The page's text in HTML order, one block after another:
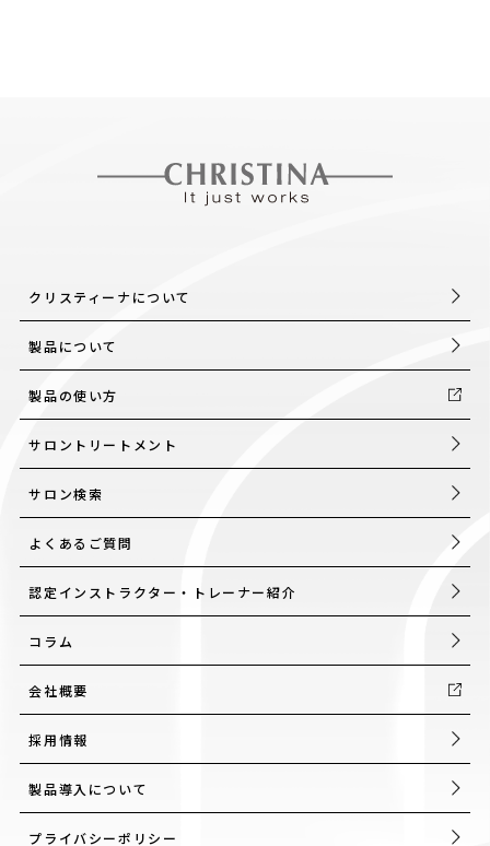
クリスティーナについて
製品について
製品の使い方
サロントリートメント
サロン検索
よくあるご質問
認定インストラクター・トレーナー紹介
コラム
会社概要
採用情報
製品導入について
プライバシーポリシー